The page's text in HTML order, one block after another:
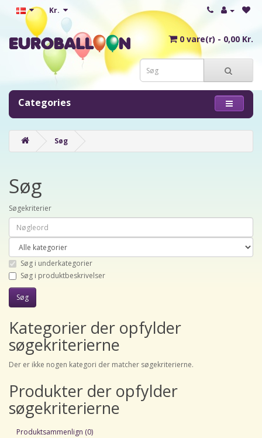
Kr.
0 vare(r) - 0,00 Kr.
Categories
Søg
Søg
Søgekriterier
Søg i underkategorier
Søg i produktbeskrivelser
Kategorier der opfylder
søgekriterierne
Der er ikke nogen kategori der matcher søgekriterierne.
Produkter der opfylder
søgekriterierne
Produktsammenlign (0)